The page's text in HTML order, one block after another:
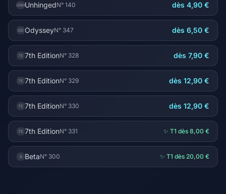
UNHUnhingedN° 140 dès 4,90 €
OD OdysseyN° 347 dès 6,50 €
7E 7th EditionN° 328 dès 7,90 €
7E 7th EditionN° 329 dès 12,90 €
7E 7th EditionN° 330 dès 12,90 €
7E 7th EditionN° 331 ✨ T1 dès 8,00 €
B BetaN° 300 ✨ T1 dès 20,00 €